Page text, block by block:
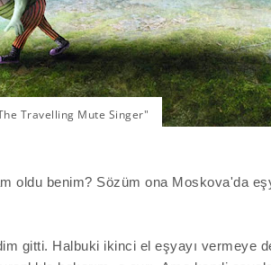
Travelling Mute Singer"
oldu benim? Sözüm ona Moskova'da
gitti. Halbuki ikinci el eşyayı vermeye